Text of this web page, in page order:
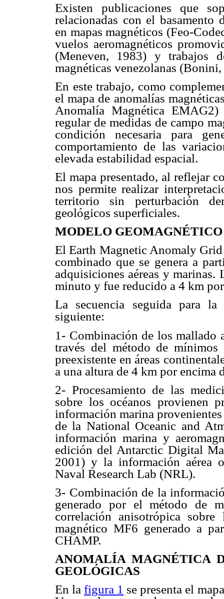
Existen publicaciones que
relacionadas con el basamento
en mapas magnéticos (Feo-
vuelos aeromagnéticos
(Meneven, 1983) y trabajos
magnéticas venezolanas
En este trabajo, como
el mapa de anomalías
Anomalía Magnética
regular de medidas de campo
condición necesaria para
comportamiento de las
elevada estabilidad espacial.
El mapa presentado, al reflejar
nos permite realizar
territorio sin perturbación
geológicos superficiales.
MODELO GEOMAGNÉTICO
El Earth Magnetic Anomaly
combinado que se genera a
adquisiciones aéreas y
minuto y fue reducido a 4 km
La secuencia seguida para
siguiente:
1- Combinación de los mallado
través del método de
preexistente en áreas
a una altura de 4 km por encima
2- Procesamiento de las
sobre los océanos provienen
información marina
de la National Oceanic and
información marina y
edición del Antarctic Digital
2001) y la información aérea
Naval Research Lab (NRL).
3- Combinación de la
generado por el método de
correlación anisotrópica
magnético MF6 generado a
CHAMP.
ANOMALÍA MAGNÉTICA
GEOLÓGICAS
En lafigura 1 se presenta el